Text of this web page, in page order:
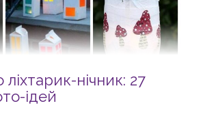
нічник: 27
ідей